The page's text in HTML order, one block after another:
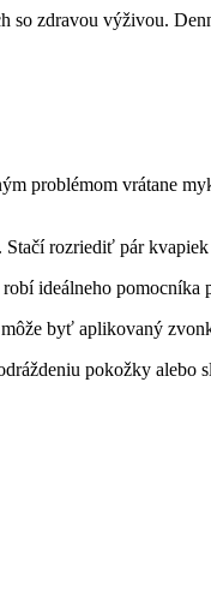
zdravou výživou.
problémom vrátane
rozriediť pár
ideálneho
byť aplikovaný
pokožky